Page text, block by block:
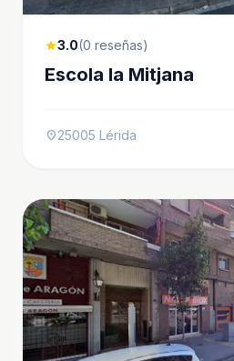
star3.0(0 reseñas)
Escola la Mitjana
location_on25005 Lérida